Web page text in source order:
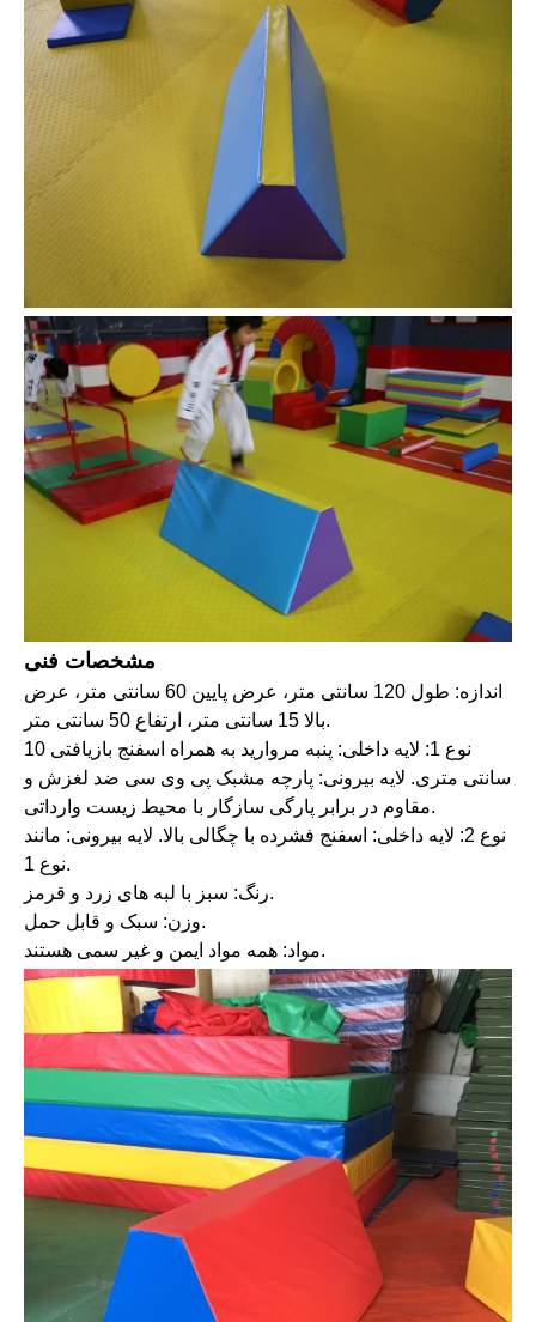
مشخصات فنی
اندازه: طول 120 سانتی متر، عرض پایین 60 سانتی متر، عرض
بالا 15 سانتی متر، ارتفاع 50 سانتی متر.
نوع 1: لایه داخلی: پنبه مروارید به همراه اسفنج بازیافتی 10
سانتی متری. لایه بیرونی: پارچه مشبک پی وی سی ضد لغزش و
مقاوم در برابر پارگی سازگار با محیط زیست وارداتی.
نوع 2: لایه داخلی: اسفنج فشرده با چگالی بالا. لایه بیرونی: مانند
نوع 1.
رنگ: سبز با لبه های زرد و قرمز.
وزن: سبک و قابل حمل.
مواد: همه مواد ایمن و غیر سمی هستند.